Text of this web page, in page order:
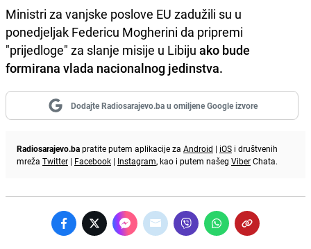
Ministri za vanjske poslove EU zadužili su u
ponedjeljak Federicu Mogherini da pripremi
"prijedloge" za slanje misije u Libiju ako bude
formirana vlada nacionalnog jedinstva.
Dodajte Radiosarajevo.ba u omiljene Google izvore
Radiosarajevo.bapratite putem aplikacije za Android | iOS i društvenih
mreža Twitter | Facebook | Instagram, kao i putem našeg ViberChata.